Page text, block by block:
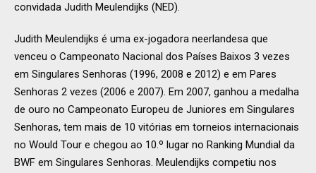
convidada Judith Meulendijks (NED).
Judith Meulendijks é uma ex-jogadora neerlandesa que
venceu o Campeonato Nacional dos Países Baixos 3 vezes
em Singulares Senhoras (1996, 2008 e 2012) e em Pares
Senhoras 2 vezes (2006 e 2007). Em 2007, ganhou a medalha
de ouro no Campeonato Europeu de Juniores em Singulares
Senhoras, tem mais de 10 vitórias em torneios internacionais
no Would Tour e chegou ao 10.º lugar no Ranking Mundial da
BWF em Singulares Senhoras. Meulendijks competiu nos